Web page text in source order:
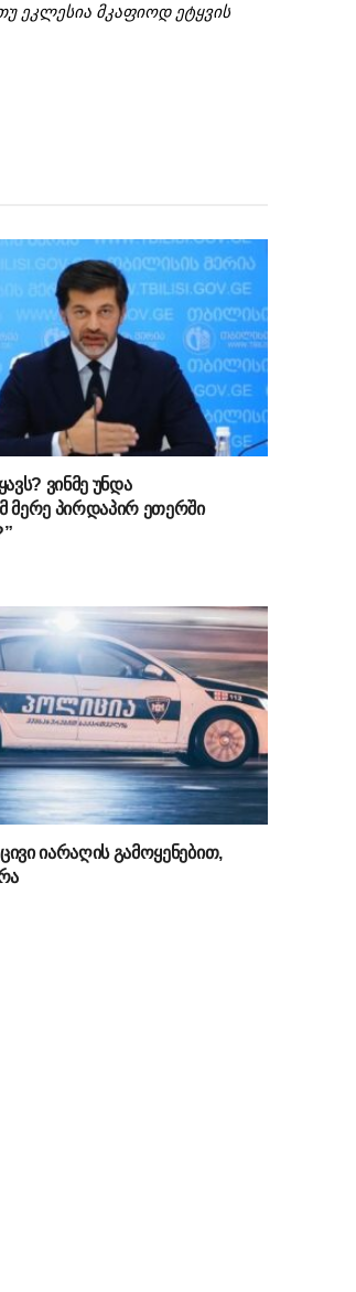
ეკლესია მკაფიოდ ეტყვის
ვინმე უნდა
პირდაპირ ეთერში
იარაღის გამოყენებით,